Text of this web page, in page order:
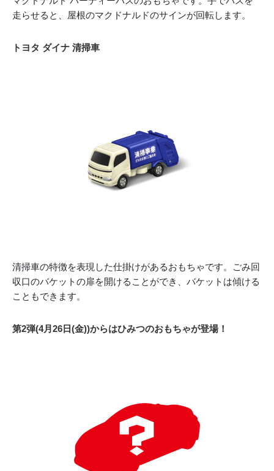
走らせると、屋根のマクドナルドのサインが回転します。
トヨタ ダイナ 清掃車
清掃車の特徴を表現した仕掛けがあるおもちゃです。ごみ回
収口のバケットの扉を開けることができ、バケットは傾ける
こともできます。
第2弾(4月26日(金))からはひみつのおもちゃが登場！